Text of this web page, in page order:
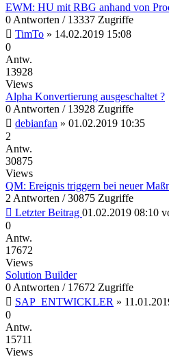
EWM: HU mit RBG anhand von
0 Antworten / 13337 Zugriffe
TimTo » 14.02.2019 15:08
0
Antw.
13928
Views
Alpha Konvertierung ausgeschaltet ?
0 Antworten / 13928 Zugriffe
debianfan » 01.02.2019 10:35
2
Antw.
30875
Views
QM: Ereignis triggern bei neuer
2 Antworten / 30875 Zugriffe
Letzter Beitrag 01.02.2019 08:10
0
Antw.
17672
Views
Solution Builder
0 Antworten / 17672 Zugriffe
SAP_ENTWICKLER »
0
Antw.
15711
Views